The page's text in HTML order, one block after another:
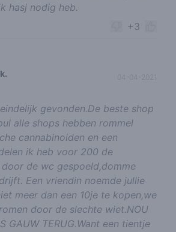
hasj nodig heb.
+3
gevonden.De beste shop
alle shops hebben rommel
cannabinoiden en een
ik heb voor 200 de
de wc gespoeld,domme
Een vriendin noemde jullie
meer dan een 10je te kopen,we
door de slechte wiet.NOU
GAUW TERUG.Want een tientje